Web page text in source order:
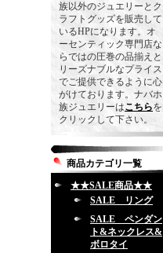
族以外のジュエリーとク
ラフトグッズを販売して
いるHPになります。オ
ーセンティック専門店な
らではの圧巻の品揃えと
リーズナブルなプライス
でご提供できるように心
がけております。ナバホ
族ジュエリーはこちらを
クリックして下さい。
商品カテゴリ一覧
★★SALE商品★★
SALE リング
SALE ペンダン
ト&ネックレス&
ボロタイ